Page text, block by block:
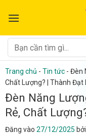
qua
dung
Tìm
kiếm:
Trang chủ - Tin tức - Đèn
Chất Lượng? | Thành Đạt
Đèn Năng
Rẻ, Chất
Đăng vào 27/12/2025 bởi